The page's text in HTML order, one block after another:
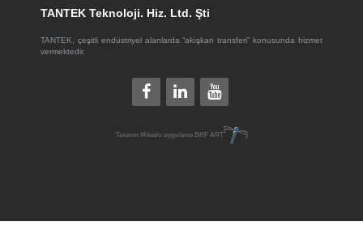
TANTEK Teknoloji. Hiz. Ltd. Şti
TANTEK, çeşitli endüstriyel alanlarda “akışkan transferi” konusunda hizmet
vermektedir.
Tasarım Mikadouygulama BHF ART